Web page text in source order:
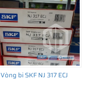
Vòng bi SKF NJ 317 ECJ